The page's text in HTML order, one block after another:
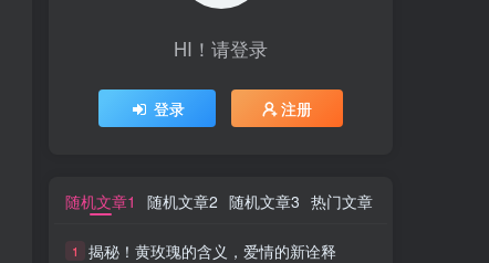
HI！请登录
登录 注册
随机文章1 随机文章2 随机文章3 热门文章
1 揭秘！黄玫瑰的含义，爱情的新诠释
HI！请登录
登录 注册
随机文章1 随机文章2 随机文章3 热门文章
1 揭秘！黄玫瑰的含义，爱情的新诠释